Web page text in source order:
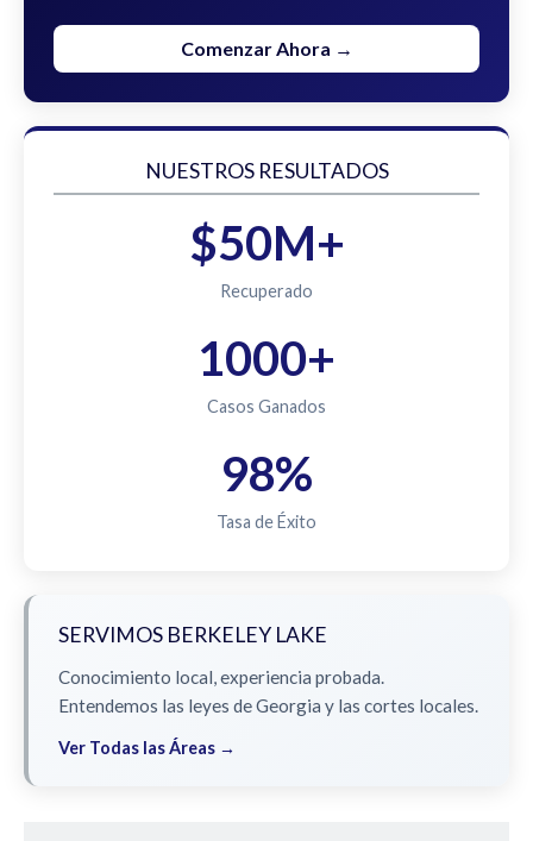
Comenzar Ahora →
NUESTROS RESULTADOS
$50M+
Recuperado
1000+
Casos Ganados
98%
Tasa de Éxito
SERVIMOS BERKELEY LAKE
Conocimiento local, experiencia probada.
Entendemos las leyes de Georgia y las cortes locales.
Ver Todas las Áreas →